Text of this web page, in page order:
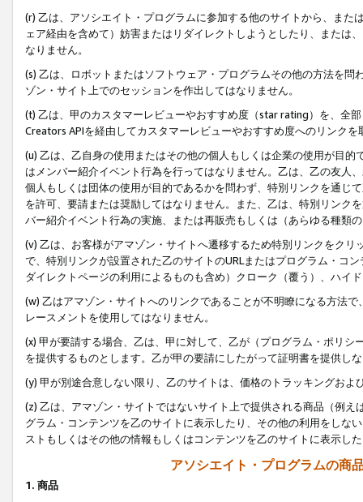
(r) 乙は、アソシエイト・プログラムに参加する他のサイトから、ま
ェア経由を含めて）妨害またはリダイレクトしようとしたり、または
なりません。
(s) 乙は、ロボットまたはソフトウェア・プログラムその他の方法を
ゾン・サイト上でのセッションを作出してはなりません。
(t) 乙は、甲のカスタマーレビューやおすすめ度（star rating）を、全
Creators APIを経由してカスタマーレビューやおすすめ度へのリンクを
(u) 乙は、乙自身の使用またはその他の個人もしくは企業の使用が目
はメンバー紹介イベント行為を行ってはなりません。乙は、乙の友人
個人もしくは団体の使用が目的であるかを問わず、特別リンクを通じ
を許可、要請または奨励してはなりません。また、乙は、特別リンク
バー紹介イベント行為の実施、または再販売もしくは（あらゆる種類
(v) 乙は、お客様がアマゾン・サイトへ遷移するため特別リンクをク
で、特別リンクが設置された乙のサイトのURLまたはプログラム・コ
ダイレクトページの利用によるものも含め）クローク（覆う）、ハイ
(w) 乙はアマゾン・サイトへのリンクであることが不明瞭になる方法
レースメントを使用してはなりません。
(x) 甲が要請する場合、乙は、甲に対して、乙が（プログラム・ポリ
を提供するものとします。乙が甲の要請にしたがって証明書を提供し
(y) 甲が別途合意しない限り、乙のサイトは、価格のトラッキングお
(z) 乙は、アマゾン・サイトではないサイト上で提供される商品（例
グラム・コンテンツを乙のサイトに表示したり、その他の利用をしな
ストもしくはその他の情報もしくはコンテンツを乙のサイトに表示し
アソシエイト・プログラムの商
1. 商品